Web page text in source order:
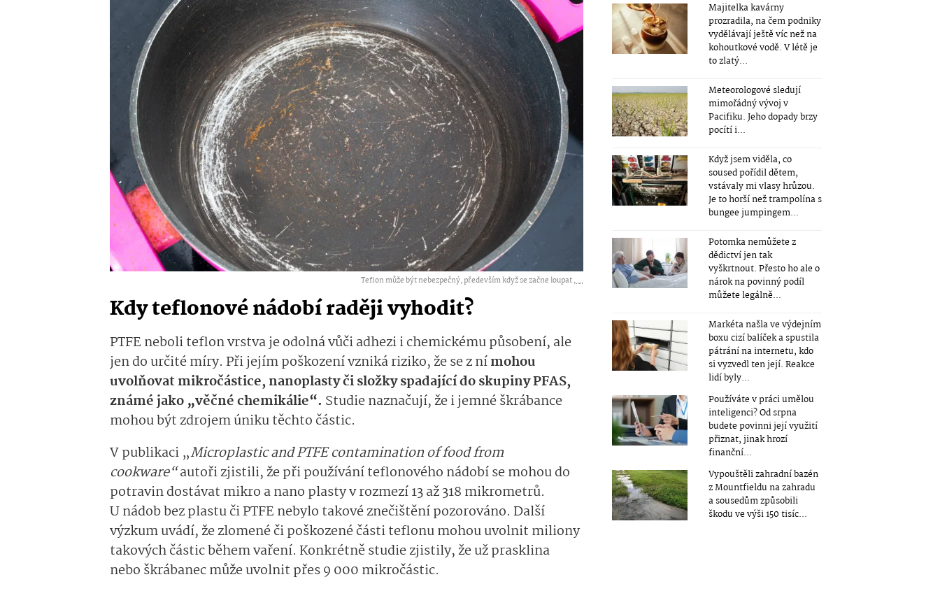
Teflon může být nebezpečný, především když se začne loupat ,...
Kdy teflonové nádobí raději vyhodit?
PTFE neboli teflon vrstva je odolná vůči adhezi i chemickému působení, ale
jen do určité míry. Při jejím poškození vzniká riziko, že se z nímohou
uvolňovat mikročástice, nanoplasty či složky spadající do skupiny PFAS,
známé jako „věčné chemikálie“. Studie naznačují, že i jemné škrábance
mohou být zdrojem úniku těchto částic.
V publikaci „Microplastic and PTFE contamination of food from
cookware“autoři zjistili, že při používání teflonového nádobí se mohou do
potravin dostávat mikro a nano plasty v rozmezí 13 až 318 mikrometrů.
U nádob bez plastu či PTFE nebylo takové znečištění pozorováno. Další
výzkum uvádí, že zlomené či poškozené části teflonu mohou uvolnit miliony
takových částic během vaření. Konkrétně studie zjistily, že už prasklina
nebo škrábanec může uvolnit přes 9 000 mikročástic.
Majitelka kavárny
prozradila, na čem podniky
vydělávají ještě víc než na
kohoutkové vodě. V létě je
to zlatý...
Meteorologové sledují
mimořádný vývoj v
Pacifiku. Jeho dopady brzy
pocítí i...
Když jsem viděla, co
soused pořídil dětem,
vstávaly mi vlasy hrůzou.
Je to horší než trampolína s
bungee jumpingem...
Potomka nemůžete z
dědictví jen tak
vyškrtnout. Přesto ho ale o
nárok na povinný podíl
můžete legálně...
Markéta našla ve výdejním
boxu cizí balíček a spustila
pátrání na internetu, kdo
si vyzvedl ten její. Reakce
lidí byly...
Používáte v práci umělou
inteligenci? Od srpna
budete povinni její využití
přiznat, jinak hrozí
finanční...
Vypouštěli zahradní bazén
z Mountfieldu na zahradu
a sousedům způsobili
škodu ve výši 150 tisíc...